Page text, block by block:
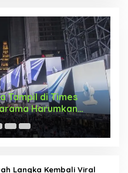
Tampil di Times
Harumkan
Langka Kembali Viral